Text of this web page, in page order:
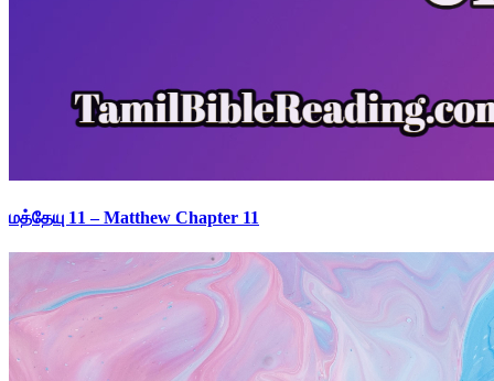
மத்தேயு 11 – Matthew Chapter 11